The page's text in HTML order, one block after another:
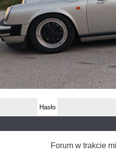
Hasło
Forum w trakcie